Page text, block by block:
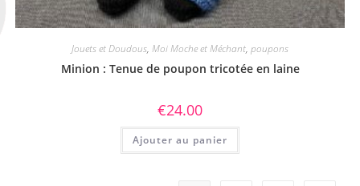
Jouets et Doudous, Moi Moche et Méchant, poupons
Minion : Tenue de poupon tricotée en laine
€24.00
Ajouter au panier